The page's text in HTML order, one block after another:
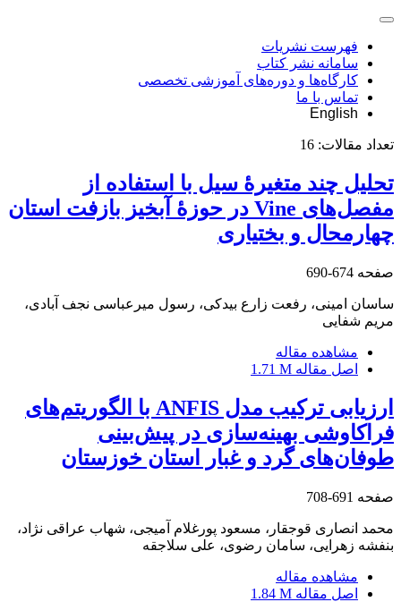
فهرست نشریات
سامانه نشر کتاب
کارگاه‌ها و دوره‌های آموزشی تخصصی
تماس با ما
English
تعداد مقالات: 16
تحلیل چند متغیرۀ سیل با استفاده از
مفصل‌های Vine در حوزۀ آبخیز بازفت استان
چهارمحال و بختیاری
صفحه 674-690
ساسان امینی، رفعت زارع بیدکی، رسول میرعباسی نجف آبادی،
مریم شفایی
مشاهده مقاله
اصل مقاله 1.71 M
ارزیابی ترکیب مدل ANFIS با الگوریتم‌های
فراکاوشی بهینه‌سازی در پیش‌بینی
طوفان‌های گرد و غبار استان خوزستان
صفحه 691-708
محمد انصاری قوجقار، مسعود پورغلام آمیجی، شهاب عراقی نژاد،
بنفشه زهرایی، سامان رضوی، علی سلاجقه
مشاهده مقاله
اصل مقاله 1.84 M